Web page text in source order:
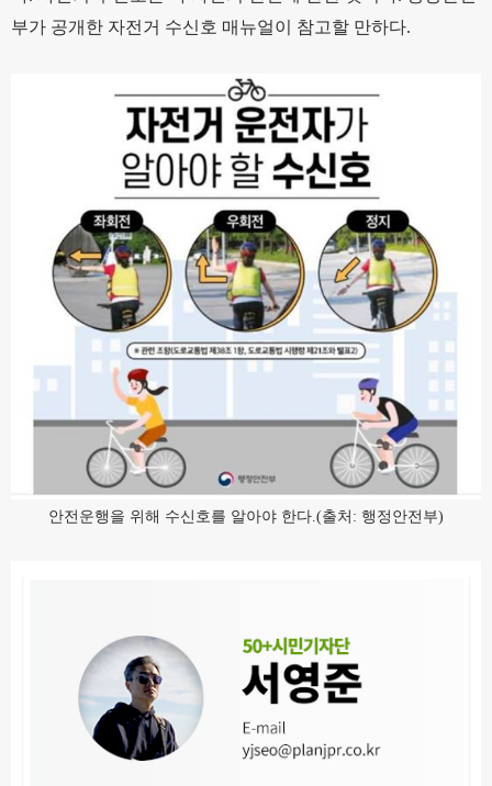
부가 공개한 자전거 수신호 매뉴얼이 참고할 만하다.
안전운행을 위해 수신호를 알아야 한다.(출처: 행정안전부)